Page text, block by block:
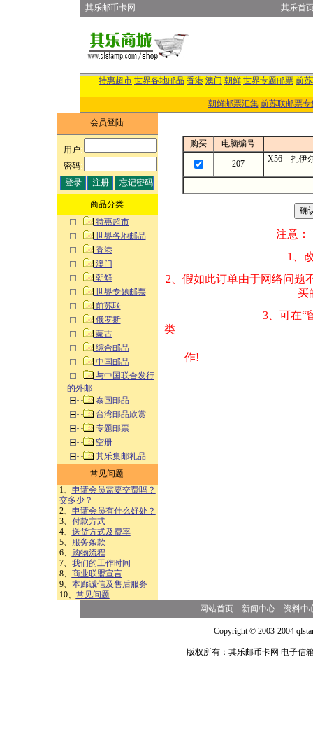
其乐邮币卡网 其乐首
特惠超市 世界各地邮品 香港 澳门 朝鲜 世界专题邮票 前
朝鲜邮票汇集 前苏联邮票专
会员登陆
用户:
密码:
商品分类
特惠超市
世界各地邮品
香港
澳门
朝鲜
世界专题邮票
前苏联
俄罗斯
蒙古
综合邮品
中国邮品
与中国联合发行
的外邮
泰国邮品
台湾邮品欣赏
专题邮票
空册
其乐集邮礼品
常见问题
1、 申请会员需要交费吗？
交多少？
2、 申请会员有什么好处？
3、 付款方式
4、 送货方式及费率
5、
服务条款
6、
购物流程
7、 我们的工作时间
8、 商业联盟宣言
9、 本廊诚信及售后服务
10、 常见问题
购买 电脑编号
207 X56 扎伊
注意：
1、改变商品数量
2、假如此订单由
买的邮品的“
3、可在“
类 方式告之
作!
网站首页 新闻中心 资料中
Copyright © 2003-2004
版权所有：其乐邮币卡网 电子信